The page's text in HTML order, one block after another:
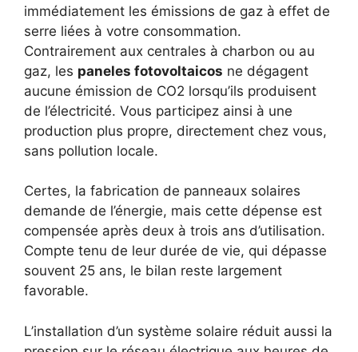
immédiatement les émissions de gaz à effet de
serre liées à votre consommation.
Contrairement aux centrales à charbon ou au
gaz, les paneles fotovoltaicos ne dégagent
aucune émission de CO2 lorsqu’ils produisent
de l’électricité. Vous participez ainsi à une
production plus propre, directement chez vous,
sans pollution locale.
Certes, la fabrication de panneaux solaires
demande de l’énergie, mais cette dépense est
compensée après deux à trois ans d’utilisation.
Compte tenu de leur durée de vie, qui dépasse
souvent 25 ans, le bilan reste largement
favorable.
L’installation d’un système solaire réduit aussi la